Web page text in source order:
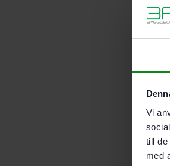
Vi
till
med